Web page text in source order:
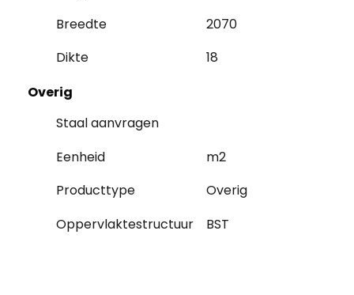
Breedte
2070
Dikte
18
Overig
Staal aanvragen
Eenheid
m2
Producttype
Overig
Oppervlaktestructuur
BST